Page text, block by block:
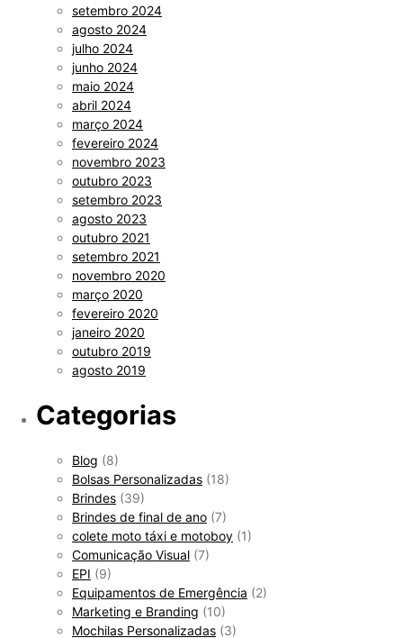
setembro 2024
agosto 2024
julho 2024
junho 2024
maio 2024
abril 2024
março 2024
fevereiro 2024
novembro 2023
outubro 2023
setembro 2023
agosto 2023
outubro 2021
setembro 2021
novembro 2020
março 2020
fevereiro 2020
janeiro 2020
outubro 2019
agosto 2019
Categorias
Blog (8)
Bolsas Personalizadas (18)
Brindes (39)
Brindes de final de ano (7)
colete moto táxi e motoboy (1)
Comunicação Visual (7)
EPI (9)
Equipamentos de Emergência (2)
Marketing e Branding (10)
Mochilas Personalizadas (3)